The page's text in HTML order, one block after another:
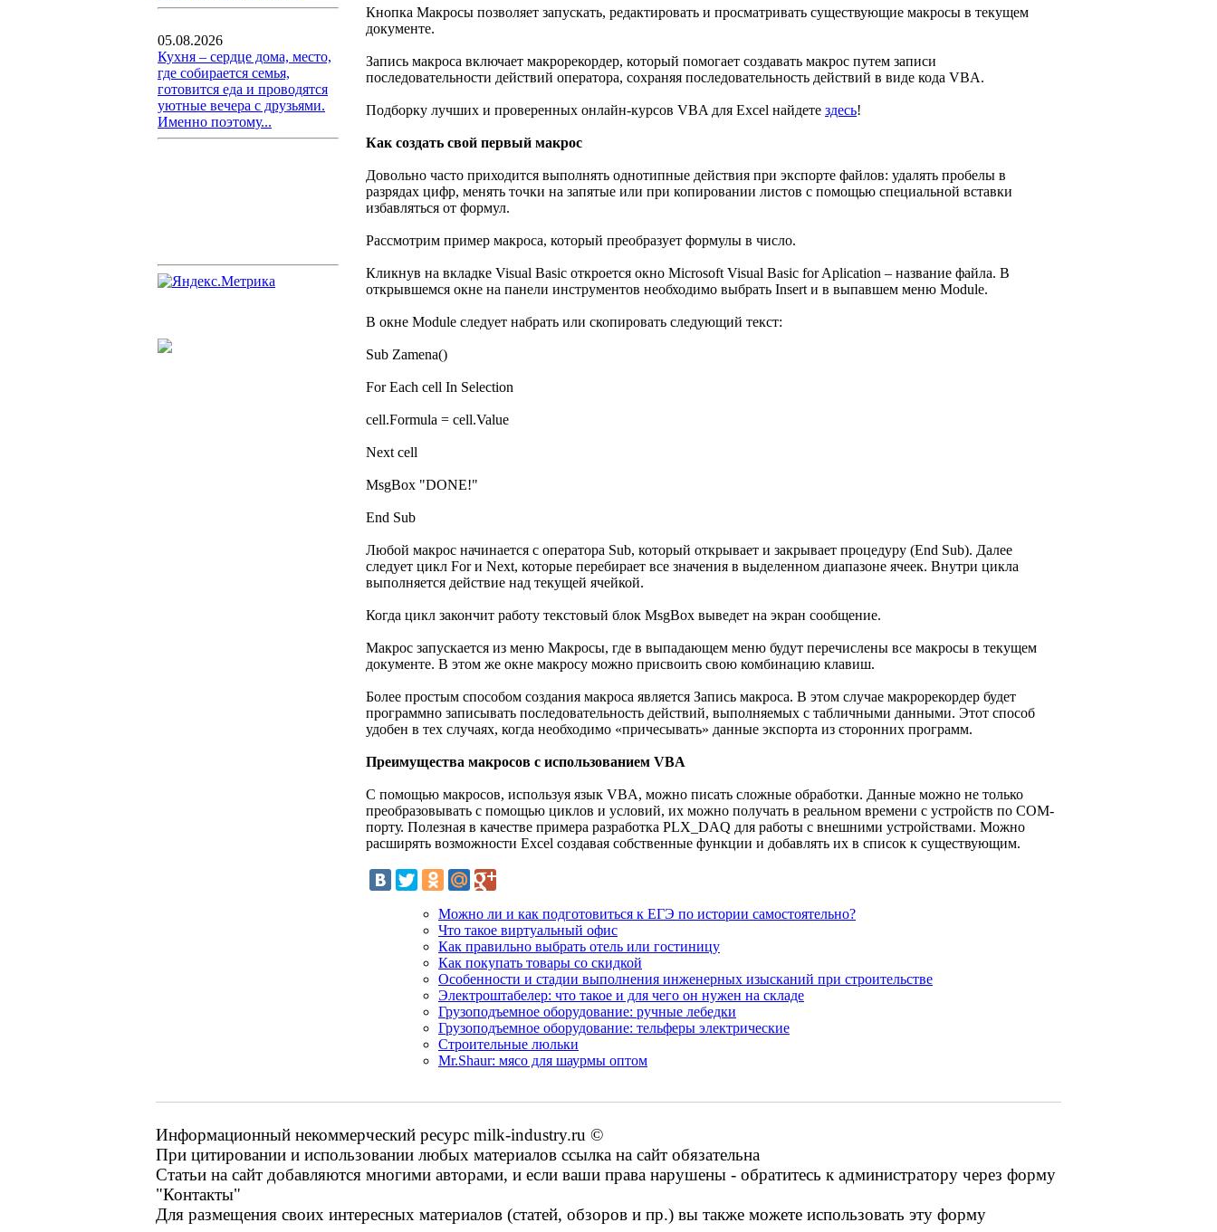
05.08.2026
Кухня – сердце дома, место,
где собирается семья,
готовится еда и проводятся
уютные вечера с друзьями.
Именно поэтому...
Кнопка Макросы позволяет запускать, редактировать и просматривать существующие макросы в текущем
документе.
Запись макроса включает макрорекордер, который помогает создавать макрос путем записи
последовательности действий оператора, сохраняя последовательность действий в виде кода VBA.
Подборку лучших и проверенных онлайн-курсов VBA для Excel найдете здесь!
Как создать свой первый макрос
Довольно часто приходится выполнять однотипные действия при экспорте файлов: удалять пробелы в
разрядах цифр, менять точки на запятые или при копировании листов с помощью специальной вставки
избавляться от формул.
Рассмотрим пример макроса, который преобразует формулы в число.
Кликнув на вкладке Visual Basic откроется окно Microsoft Visual Basic for Aplication – название файла. В
открывшемся окне на панели инструментов необходимо выбрать Insert и в выпавшем меню Module.
В окне Module следует набрать или скопировать следующий текст:
Sub Zamena()
For Each cell In Selection
cell.Formula = cell.Value
Next cell
MsgBox "DONE!"
End Sub
Любой макрос начинается с оператора Sub, который открывает и закрывает процедуру (End Sub). Далее
следует цикл For и Next, которые перебирает все значения в выделенном диапазоне ячеек. Внутри цикла
выполняется действие над текущей ячейкой.
Когда цикл закончит работу текстовый блок MsgBox выведет на экран сообщение.
Макрос запускается из меню Макросы, где в выпадающем меню будут перечислены все макросы в текущем
документе. В этом же окне макросу можно присвоить свою комбинацию клавиш.
Более простым способом создания макроса является Запись макроса. В этом случае макрорекордер будет
программно записывать последовательность действий, выполняемых с табличными данными. Этот способ
удобен в тех случаях, когда необходимо «причесывать» данные экспорта из сторонних программ.
Преимущества макросов с использованием VBA
С помощью макросов, используя язык VBA, можно писать сложные обработки. Данные можно не только
преобразовывать с помощью циклов и условий, их можно получать в реальном времени с устройств по COM-
порту. Полезная в качестве примера разработка PLX_DAQ для работы с внешними устройствами. Можно
расширять возможности Excel создавая собственные функции и добавлять их в список к существующим.
Можно ли и как подготовиться к ЕГЭ по истории самостоятельно?
Что такое виртуальный офис
Как правильно выбрать отель или гостиницу
Как покупать товары со скидкой
Особенности и стадии выполнения инженерных изысканий при строительстве
Электроштабелер: что такое и для чего он нужен на складе
Грузоподъемное оборудование: ручные лебедки
Грузоподъемное оборудование: тельферы электрические
Строительные люльки
Mr.Shaur: мясо для шаурмы оптом
Информационный некоммерческий ресурс milk-industry.ru ©
При цитировании и использовании любых материалов ссылка на сайт обязательна
Статьи на сайт добавляются многими авторами, и если ваши права нарушены - обратитесь к администратору через форму
"Контакты"
Для размещения своих интересных материалов (статей, обзоров и пр.) вы также можете использовать эту форму